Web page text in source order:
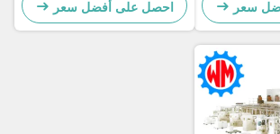
سعر
احصل على أفضل سعر